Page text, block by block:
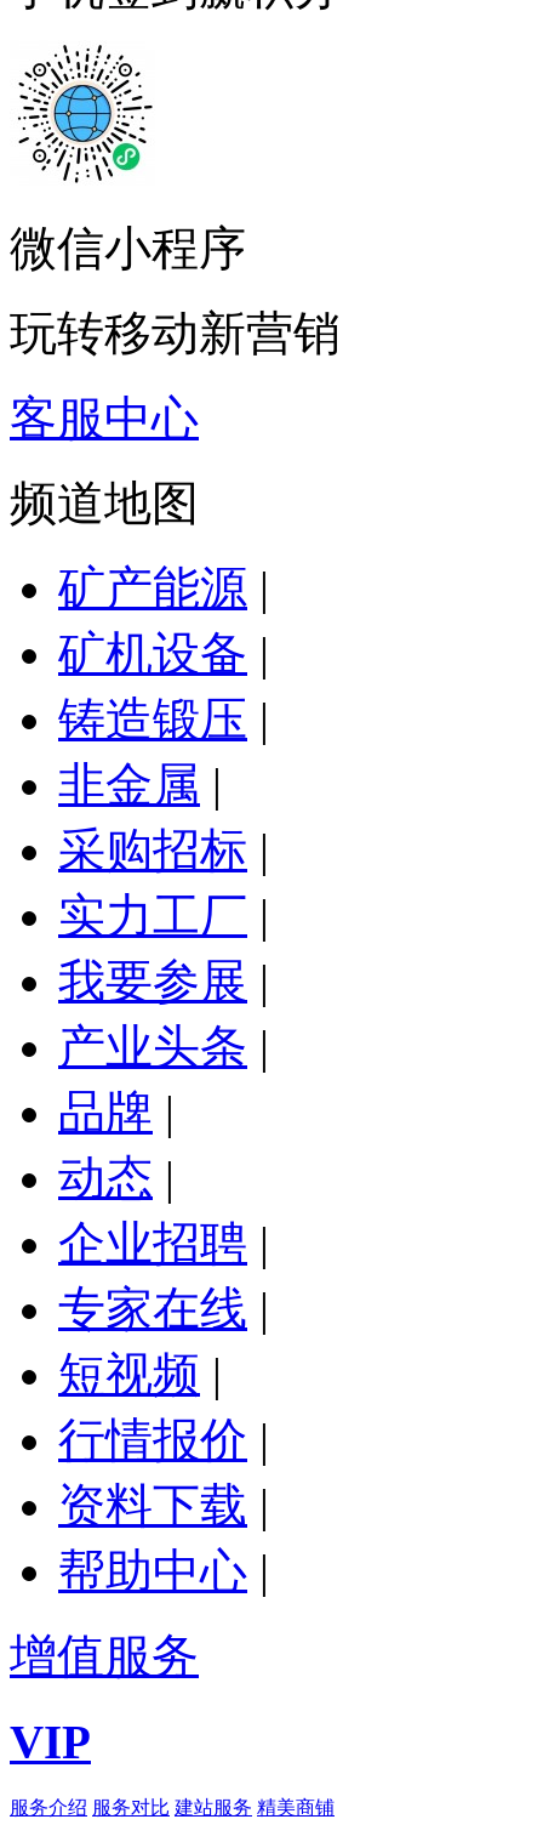
微信小程序
玩转移动新营销
客服中心
频道地图
矿产能源 |
矿机设备 |
铸造锻压 |
非金属 |
采购招标 |
实力工厂 |
我要参展 |
产业头条 |
品牌 |
动态 |
企业招聘 |
专家在线 |
短视频 |
行情报价 |
资料下载 |
帮助中心 |
增值服务
VIP
服务介绍 服务对比 建站服务 精美商铺